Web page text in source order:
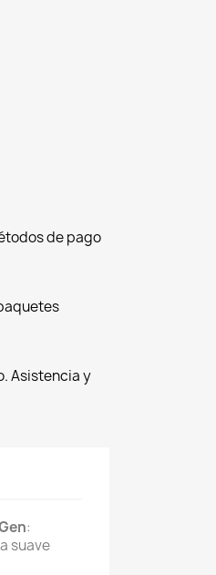
de pago
Asistencia y
:
suave